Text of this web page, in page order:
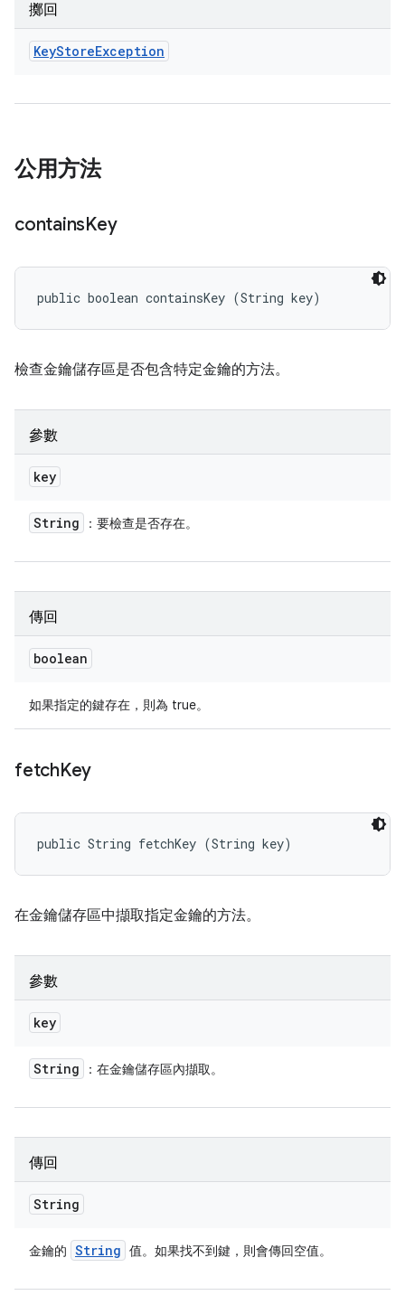
擲回
KeyStoreException
公用方法
containsKey
public boolean containsKey (String key)
檢查金鑰儲存區是否包含特定金鑰的方法。
參數
key
String ：要檢查是否存在。
傳回
boolean
如果指定的鍵存在，則為 true。
fetchKey
public String fetchKey (String key)
在金鑰儲存區中擷取指定金鑰的方法。
參數
key
String ：在金鑰儲存區內擷取。
傳回
String
金鑰的 String 值。如果找不到鍵，則會傳回空值。